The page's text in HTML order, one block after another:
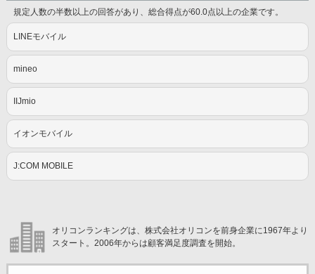
規定人数の半数以上の回答があり、総合得点が60.0点以上の企業です。
LINEモバイル
mineo
IIJmio
イオンモバイル
J:COM MOBILE
オリコンランキングは、株式会社オリコンを前身企業に1967年より
スタート。2006年からは顧客満足度調査を開始。